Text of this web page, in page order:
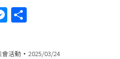
Messenger
活動 2025/03/24